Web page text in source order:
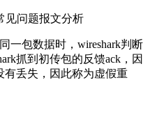
一包数据时，wireshark判断
抓到初传包的反馈ack，因
有丢失，因此称为虚假重